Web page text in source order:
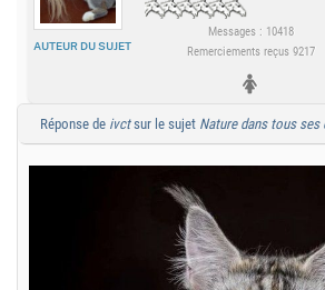
AUTEUR DU SUJET
Messages : 10418
Remerciements reçus 9217
Réponse de ivctsur le sujet Nature dans tous ses